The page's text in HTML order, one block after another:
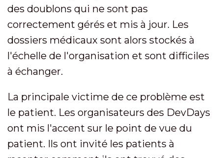
des doublons qui ne sont pas
correctement gérés et mis à jour. Les
dossiers médicaux sont alors stockés à
l'échelle de l'organisation et sont difficiles
à échanger.
La principale victime de ce problème est
le patient. Les organisateurs des DevDays
ont mis l'accent sur le point de vue du
patient. Ils ont invité les patients à